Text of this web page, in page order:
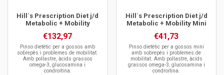
Hill`s Prescription Diet j/d
Metabolic + Mobility
€132,97
Pinso dietètic per a gossos amb
sobrepès i problemes de mobilitat.
Amb pollastre, àcids grassos
omega-3, glucosamina i
condroitina.
Hill`s Prescription Diet j/d
Metabolic + Mobility Mini
€41,73
Pinso dietètic per a gossos mini
amb sobrepès i problemes de
mobilitat. Amb pollastre, àcids
grassos omega-3, glucosamina i
condroitina.